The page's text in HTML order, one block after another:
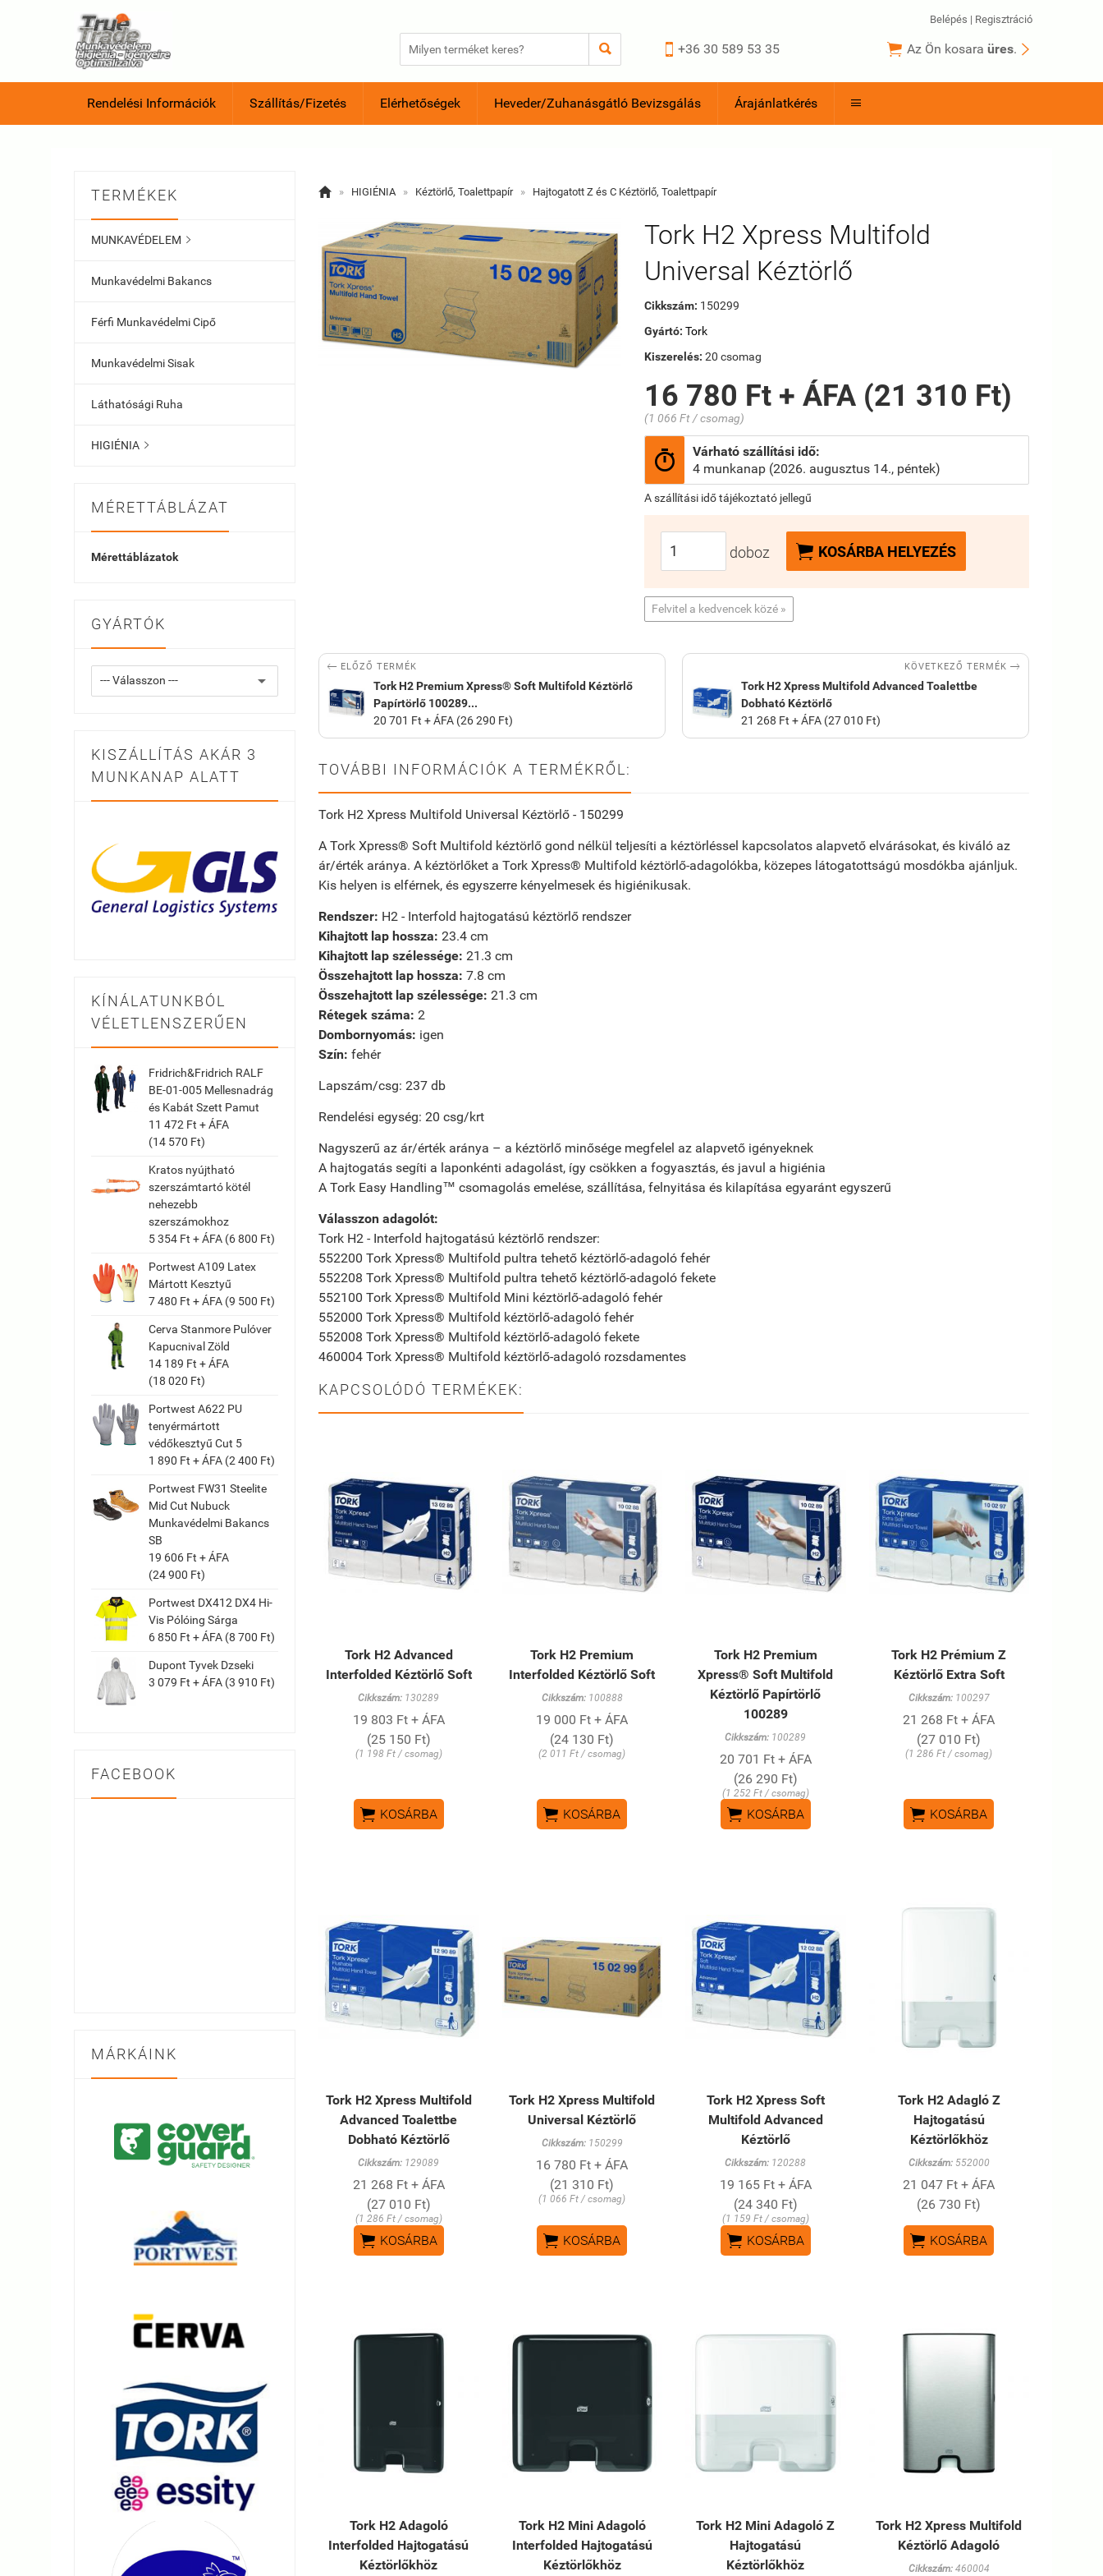
  +36 30 589 53 35  Az Ön kosara üres. 
Belépés | Regisztráció
Rendelési Információk Szállítás/Fizetés Elérhetőségek Heveder/Zuhanásgátló Bevizsgálás Árajánlatkérés 
TERMÉKEK
MUNKAVÉDELEM 
Munkavédelmi Bakancs
Férfi Munkavédelmi Cipő
Munkavédelmi Sisak
Láthatósági Ruha
HIGIÉNIA 
MÉRETTÁBLÁZAT
Mérettáblázatok
GYÁRTÓK
KISZÁLLÍTÁS AKÁR 3
MUNKANAP ALATT
KÍNÁLATUNKBÓL
VÉLETLENSZERŰEN
Fridrich&Fridrich RALF
BE-01-005 Mellesnadrág
és Kabát Szett Pamut
11 472 Ft + ÁFA
(14 570 Ft)
Kratos nyújtható
szerszámtartó kötél
nehezebb
szerszámokhoz
5 354 Ft + ÁFA (6 800 Ft)
Portwest A109 Latex
Mártott Kesztyű
7 480 Ft + ÁFA (9 500 Ft)
Cerva Stanmore Pulóver
Kapucnival Zöld
14 189 Ft + ÁFA
(18 020 Ft)
Portwest A622 PU
tenyérmártott
védőkesztyű Cut 5
1 890 Ft + ÁFA (2 400 Ft)
Portwest FW31 Steelite
Mid Cut Nubuck
Munkavédelmi Bakancs
SB
19 606 Ft + ÁFA
(24 900 Ft)
Portwest DX412 DX4 Hi-
Vis Pólóing Sárga
6 850 Ft + ÁFA (8 700 Ft)
Dupont Tyvek Dzseki
3 079 Ft + ÁFA (3 910 Ft)
FACEBOOK
MÁRKÁINK
 » HIGIÉNIA » Kéztörlő, Toalettpapír » Hajtogatott Z és C Kéztörlő, Toalettpapír
Tork H2 Xpress Multifold
Universal Kéztörlő
Cikkszám: 150299
Gyártó:Tork
Kiszerelés: 20 csomag
16 780 Ft + ÁFA (21 310 Ft)
(1 066 Ft / csomag)

Várható szállítási idő:
4 munkanap (2026. augusztus 14., péntek)
A szállítási idő tájékoztató jellegű
doboz  KOSÁRBA HELYEZÉS
Felvitel a kedvencek közé »
 ELŐZŐ TERMÉK
Tork H2 Premium Xpress® Soft Multifold Kéztörlő
Papírtörlő 100289...
20 701 Ft + ÁFA (26 290 Ft)
KÖVETKEZŐ TERMÉK 
Tork H2 Xpress Multifold Advanced Toalettbe
Dobható Kéztörlő
21 268 Ft + ÁFA (27 010 Ft)
TOVÁBBI INFORMÁCIÓK A TERMÉKRŐL:
Tork H2 Xpress Multifold Universal Kéztörlő - 150299
A Tork Xpress® Soft Multifold kéztörlő gond nélkül teljesíti a kéztörléssel kapcsolatos alapvető elvárásokat, és kiváló az
ár/érték aránya. A kéztörlőket a Tork Xpress® Multifold kéztörlő-adagolókba, közepes látogatottságú mosdókba ajánljuk.
Kis helyen is elférnek, és egyszerre kényelmesek és higiénikusak.
Rendszer: H2 - Interfold hajtogatású kéztörlő rendszer
Kihajtott lap hossza: 23.4 cm
Kihajtott lap szélessége: 21.3 cm
Összehajtott lap hossza: 7.8 cm
Összehajtott lap szélessége: 21.3 cm
Rétegek száma: 2
Dombornyomás: igen
Szín: fehér
Lapszám/csg: 237 db
Rendelési egység: 20 csg/krt
Nagyszerű az ár/érték aránya – a kéztörlő minősége megfelel az alapvető igényeknek
A hajtogatás segíti a laponkénti adagolást, így csökken a fogyasztás, és javul a higiénia
A Tork Easy Handling™ csomagolás emelése, szállítása, felnyitása és kilapítása egyaránt egyszerű
Válasszon adagolót:
Tork H2 - Interfold hajtogatású kéztörlő rendszer:
552200 Tork Xpress® Multifold pultra tehető kéztörlő-adagoló fehér
552208 Tork Xpress® Multifold pultra tehető kéztörlő-adagoló fekete
552100 Tork Xpress® Multifold Mini kéztörlő-adagoló fehér
552000 Tork Xpress® Multifold kéztörlő-adagoló fehér
552008 Tork Xpress® Multifold kéztörlő-adagoló fekete
460004 Tork Xpress® Multifold kéztörlő-adagoló rozsdamentes
KAPCSOLÓDÓ TERMÉKEK:
Tork H2 Advanced
Interfolded Kéztörlő Soft
Cikkszám: 130289
19 803 Ft + ÁFA
(25 150 Ft)
(1 198 Ft / csomag)
 KOSÁRBA
Tork H2 Premium
Interfolded Kéztörlő Soft
Cikkszám:100888
19 000 Ft + ÁFA
(24 130 Ft)
(2 011 Ft / csomag)
 KOSÁRBA
Tork H2 Premium
Xpress® Soft Multifold
Kéztörlő Papírtörlő
100289
Cikkszám: 100289
20 701 Ft + ÁFA
(26 290 Ft)
(1 252 Ft / csomag)
 KOSÁRBA
Tork H2 Prémium Z
Kéztörlő Extra Soft
Cikkszám:100297
21 268 Ft + ÁFA
(27 010 Ft)
(1 286 Ft / csomag)
 KOSÁRBA
Tork H2 Xpress Multifold
Advanced Toalettbe
Dobható Kéztörlő
Cikkszám: 129089
21 268 Ft + ÁFA
(27 010 Ft)
(1 286 Ft / csomag)
 KOSÁRBA
Tork H2 Xpress Multifold
Universal Kéztörlő
Cikkszám:150299
16 780 Ft + ÁFA
(21 310 Ft)
(1 066 Ft / csomag)
 KOSÁRBA
Tork H2 Xpress Soft
Multifold Advanced
Kéztörlő
Cikkszám: 120288
19 165 Ft + ÁFA
(24 340 Ft)
(1 159 Ft / csomag)
 KOSÁRBA
Tork H2 Adagló Z
Hajtogatású
Kéztörlőkhöz
Cikkszám:552000
21 047 Ft + ÁFA
(26 730 Ft)
 KOSÁRBA
Tork H2 Adagoló
Interfolded Hajtogatású
Kéztörlőkhöz
Tork H2 Mini Adagoló
Interfolded Hajtogatású
Kéztörlőkhöz
Tork H2 Mini Adagoló Z
Hajtogatású
Kéztörlőkhöz
Tork H2 Xpress Multifold
Kéztörlő Adagoló
Cikkszám:460004